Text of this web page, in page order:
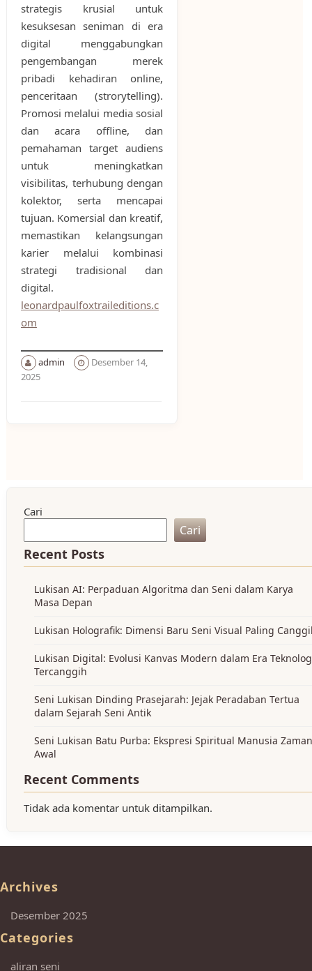
strategis krusial untuk
kesuksesan seniman di era
digital menggabungkan
pengembangan merek
pribadi kehadiran online,
penceritaan (strorytelling).
Promosi melalui media sosial
dan acara offline, dan
pemahaman target audiens
untuk meningkatkan
visibilitas, terhubung dengan
kolektor, serta mencapai
tujuan. Komersial dan kreatif,
memastikan kelangsungan
karier melalui kombinasi
strategi tradisional dan
digital.
leonardpaulfoxtraileditions.c
om
admin
Desember 14,
2025
Cari
Cari
Recent Posts
Lukisan AI: Perpaduan Algoritma dan Seni dalam Karya
Masa Depan
Lukisan Holografik: Dimensi Baru Seni Visual Paling
Lukisan Digital: Evolusi Kanvas Modern dalam Era
Tercanggih
Seni Lukisan Dinding Prasejarah: Jejak Peradaban Tertua
dalam Sejarah Seni Antik
Seni Lukisan Batu Purba: Ekspresi Spiritual Manusia Zaman
Awal
Recent Comments
Tidak ada komentar untuk ditampilkan.
Archives
Desember 2025
Categories
aliran seni